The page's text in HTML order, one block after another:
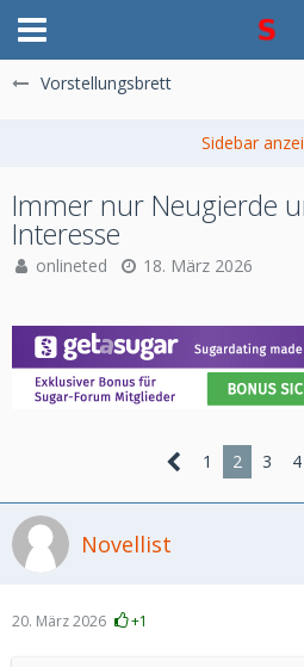
Vorstellungsbrett
Immer nur Neugierde
Interesse
onlineted 18. März 2026
1 2 3 4
Novellist
20. März 2026 +1